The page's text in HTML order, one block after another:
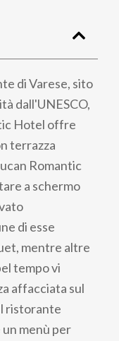
di Varese, sito
dall'UNESCO,
Hotel offre
terrazza
Romantic
a schermo
di esse
mentre altre
tempo vi
affacciata sul
ristorante
menù per